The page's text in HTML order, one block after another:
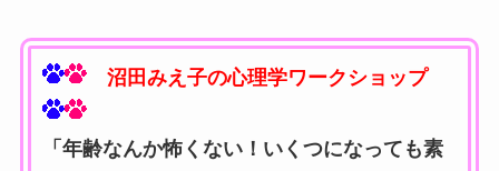
沼田みえ子の心理学ワークショップ
「年齢なんか怖くない！いくつになっても素